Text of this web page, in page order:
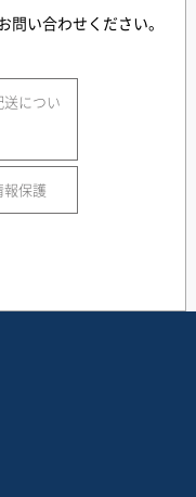
い合わせください。
送につい
保護